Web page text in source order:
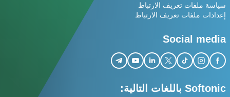
سياسة ملفات تعريف الارتباط
إعدادات ملفات تعريف الارتباط
Social media
Softonic باللغات التالية: